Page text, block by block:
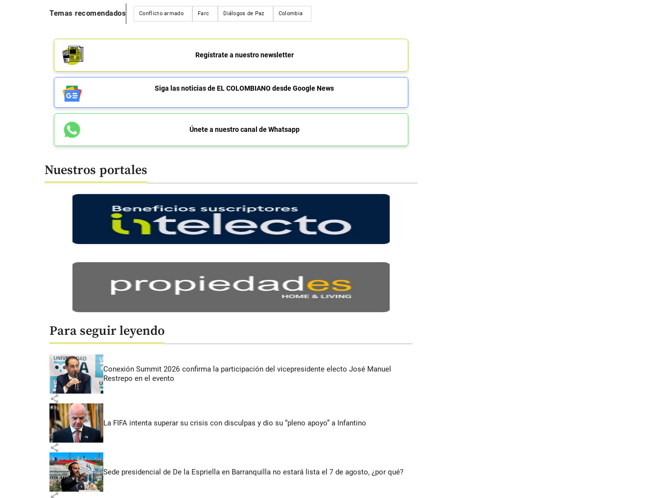
Temas recomendados Conflicto armado Farc Diálogos de Paz Colombia
Regístrate a nuestro newsletter
Siga las noticias de EL COLOMBIANO desde Google News
Únete a nuestro canal de Whatsapp
Nuestros portales
Para seguir leyendo
Conexión Summit 2026 confirma la participación del vicepresidente electo José Manuel
Restrepo en el evento
share
La FIFA intenta superar su crisis con disculpas y dio su “pleno apoyo” a Infantino
share
Sede presidencial de De la Espriella en Barranquilla no estará lista el 7 de agosto, ¿por qué?